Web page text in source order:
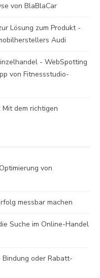
von BlaBlaCar
Lösung zum Produkt -
Audi
- WebSpotting
von Fitnessstudio-
dem richtigen
von
messbar machen
Suche im Online-Handel
oder Rabatt-